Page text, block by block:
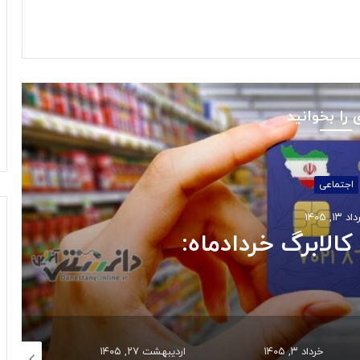
را بخوانید
استانها
۱۰, ۱۴۰۵
جنوبی به مدار تولید
اردیبهشت ۲۷, ۱۴۰۵ اردیبهشت ۲۷, ۱۴۰۵ اسفند ۴, ۱۴۰۴